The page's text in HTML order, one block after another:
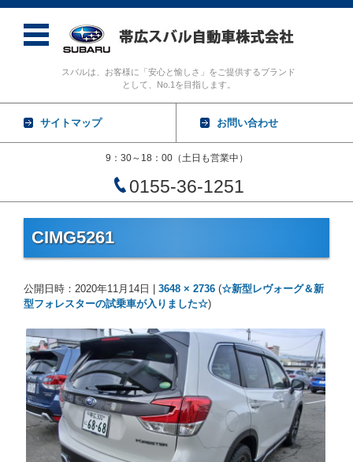
スバルは、お客様に「安心と愉しさ」をご提供するブランド
として、No.1を目指します。
サイトマップ お問い合わせ
9：30～18：00（土日も営業中）
0155-36-1251
コンテンツに移動
CIMG5261
公開日時： 2020年11月14日 3648 × 2736 (☆新型レヴォーグ＆新
型フォレスターの試乗車が入りました☆)